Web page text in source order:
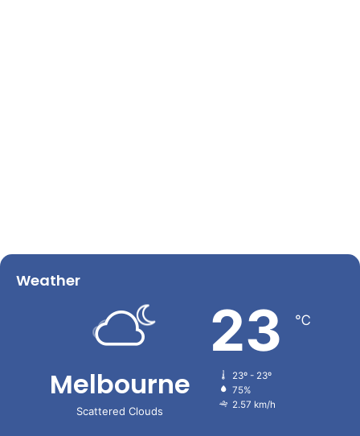
Weather
Melbourne
Scattered Clouds
23 ℃
23º - 23º
75%
2.57 km/h